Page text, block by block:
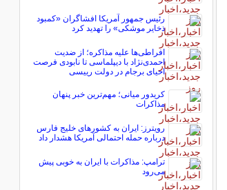
رئیس جمهور آمریکا افشاگران «کمبود
ذخایر موشکی» را تهدید کرد
افراطی‌ها علیه مذاکره؛ از ضدیت
احمدی‌نژاد با دیپلماسی تا نابودی فرصت
احیای برجام در دولت رییسی
کریدور میانی؛ مهم‌ترین خبر پنهان
مذاکرات
رویترز: ایران به کشورهای خلیج فارس
درباره حمله احتمالی آمریکا هشدار داد
ترامپ: مذاکرات با ایران به خوبی پیش
می‌رود